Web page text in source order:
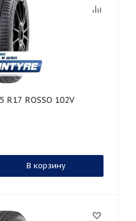
65 R17 ROSSO 102V
В корзину